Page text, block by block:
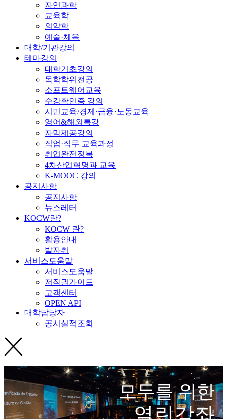
자연과학
교육학
의약학
예술·체육
대학/기관강의
테마강의
대학기초강의
독학학위전공
소프트웨어교육
수강확인증 강의
시민교육/경제·금융·노동교육
영어&해외특강
자막제공강의
직업·직무 교육과정
취업완전정복
4차산업혁명과 교육
K-MOOC 강의
공지사항
공지사항
뉴스레터
KOCW란?
KOCW 란?
활용안내
발자취
서비스도움말
서비스도움말
저작권가이드
고객센터
OPEN API
대학담당자
공시실적조회
모두를 위한